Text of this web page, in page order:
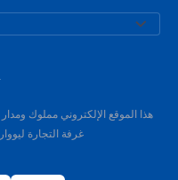
غرفة التجارة ليوواردن،